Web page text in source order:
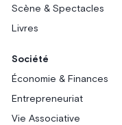
Scène & Spectacles
Livres
Société
Économie & Finances
Entrepreneuriat
Vie Associative